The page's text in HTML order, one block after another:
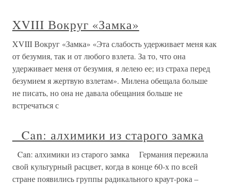
XVIII Вокруг «Замка»
XVIII Вокруг «Замка» «Эта слабость удерживает меня как
от безумия, так и от любого взлета. За то, что она
удерживает меня от безумия, я лелею ее; из страха перед
безумием я жертвую взлетам». Милена обещала больше
не писать, но она не давала обещания больше не
встречаться с
Can: алхимики из старого замка
Can: алхимики из старого замка Германия пережила
свой культурный расцвет, когда в конце 60-х по всей
стране появились группы радикального краут-рока –